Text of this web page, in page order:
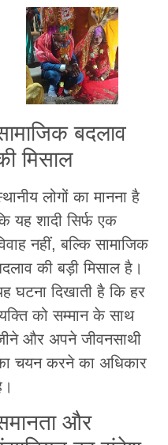
बदलाव
मिसाल
लोगों का मानना है
यह शादी सिर्फ एक
नहीं, बल्कि सामाजिक
की बड़ी मिसाल है।
घटना दिखाती है कि हर
को सम्मान के साथ
और अपने जीवनसाथी
चयन करने का अधिकार
और